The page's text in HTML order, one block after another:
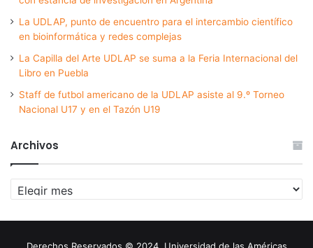
La UDLAP, punto de encuentro para el intercambio científico
en bioinformática y redes complejas
La Capilla del Arte UDLAP se suma a la Feria Internacional del
Libro en Puebla
Staff de futbol americano de la UDLAP asiste al 9.º Torneo
Nacional U17 y en el Tazón U19
Archivos
Archivos